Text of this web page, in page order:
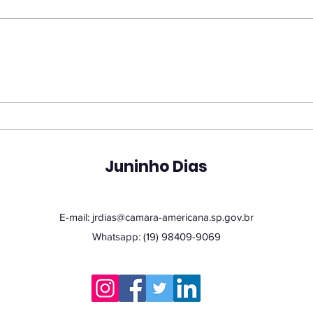
propõe programa que
tecnologiaJuninho Dias
E-mail: jrdias@camara-americana.sp.gov.br
Whatsapp: (19) 98409-9069